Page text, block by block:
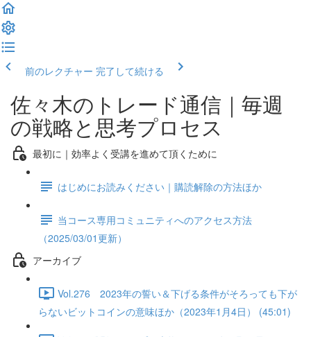
前のレクチャー 完了して続ける
佐々木のトレード通信｜毎週
の戦略と思考プロセス
最初に｜効率よく受講を進めて頂くために
はじめにお読みください｜購読解除の方法ほか
当コース専用コミュニティへのアクセス方法
（2025/03/01更新）
アーカイブ
Vol.276 2023年の誓い＆下げる条件がそろっても下が
らないビットコインの意味ほか（2023年1月4日） (45:01)